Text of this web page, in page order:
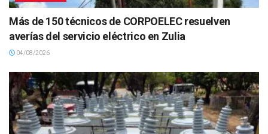
Más de 150 técnicos de CORPOELEC resuelven
averías del servicio eléctrico en Zulia
04/08/2026